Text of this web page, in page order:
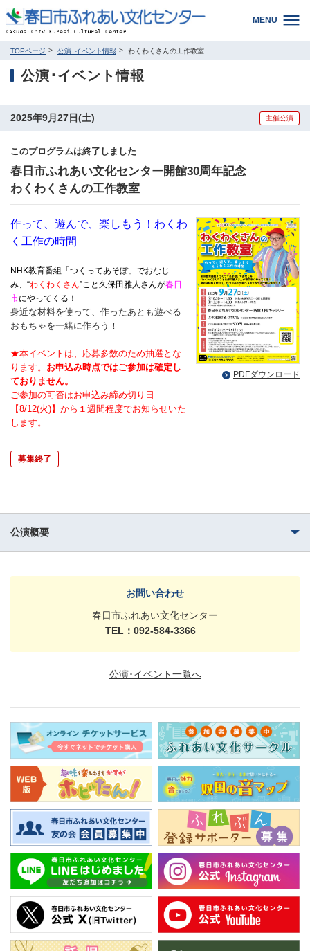
MENU
TOPページ 公演･イベント情報 わくわくさんの工作教室
公演･イベント情報
2025年9月27日(土) 主催公演
このプログラムは終了しました
春日市ふれあい文化センター開館30周年記念
わくわくさんの工作教室
作って、遊んで、楽しもう！わくわ
く工作の時間
NHK教育番組「つくってあそぼ」でおなじ
み、“わくわくさん”こと久保田雅人さんが春日
市にやってくる！
身近な材料を使って、作ったあとも遊べる
おもちゃを一緒に作ろう！
★本イベントは、応募多数のため抽選とな
ります。 お申込み時点ではご参加は確定し
ておりません。
ご参加の可否はお申込み締め切り日
【8/12(火)】から１週間程度でお知らせいた
します。
募集終了
PDFダウンロード
公演概要
お問い合わせ
春日市ふれあい文化センター
TEL：092-584-3366
公演･イベント一覧へ